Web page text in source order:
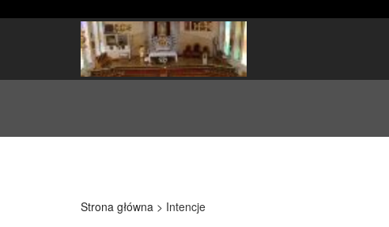
Strona główna > Intencje